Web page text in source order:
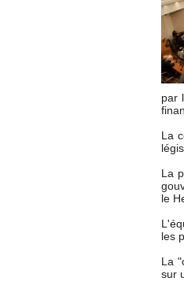
par
La
La
le
les
La
sur